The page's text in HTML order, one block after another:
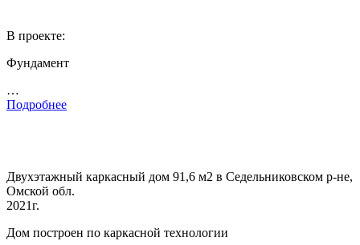
В проекте:
Фундамент
…
Подробнее
Двухэтажный каркасный дом 91,6 м2 в Седельниковском р-не,
Омской обл.
2021г.
Дом построен по каркасной технологии